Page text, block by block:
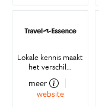
Lokale kennis maakt
het verschil...
meer
website